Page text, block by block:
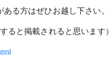
る方はぜひお越し下さい。
ると掲載されると思います）